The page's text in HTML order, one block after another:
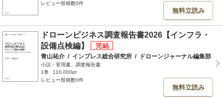
レビュー投稿数0件
無料立読み
ドローンビジネス調査報告書2026【インフラ・
設備点検編】
青山祐介 / インプレス総合研究所 / ドローンジャーナル編集部
小説・実用書、調査報告書
1巻
110,000pt
レビュー投稿数0件
無料立読み